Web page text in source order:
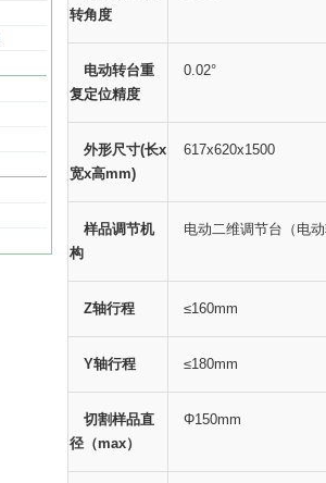
转角度
电动转台重
复定位精度
0.02°
外形尺寸(长x
宽x高mm)
617x620x1500
样品调节机
构
电动二维调节台（电
Z轴行程 ≤160mm
Y轴行程 ≤180mm
切割样品直
径（max）
Φ150mm